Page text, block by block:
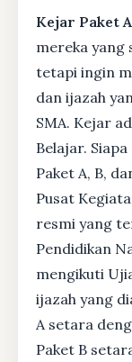
Kejar Paket
mereka yang
tetapi ingin
dan ijazah
SMA. Kejar
Belajar.
Paket A, B,
Pusat
resmi yang
Pendidikan
mengikuti
ijazah yang
A setara
Paket B